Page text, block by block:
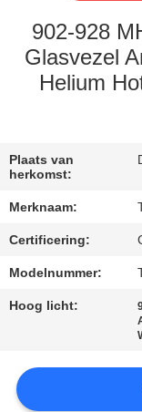
NIEUWS
VR
PRIVACY
902-928
Glasvezel
Helium
Plaats van
herkomst:
Merknaam:
Certificering:
Modelnummer:
Hoog licht: